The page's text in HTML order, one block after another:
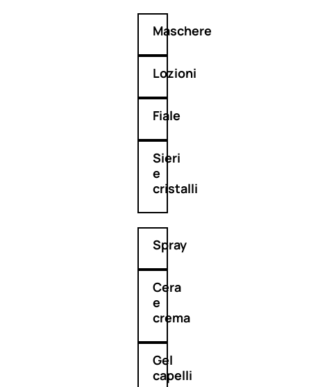
Maschere
Lozioni
Fiale
Sieri
e
cristalli
Spray
Cera
e
crema
Gel
capelli